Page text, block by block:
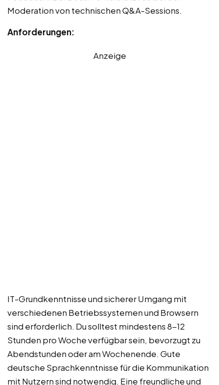
Moderation von technischen Q&A-Sessions.
Anforderungen:
Anzeige
IT-Grundkenntnisse und sicherer Umgang mit
verschiedenen Betriebssystemen und Browsern
sind erforderlich. Du solltest mindestens 8-12
Stunden pro Woche verfügbar sein, bevorzugt zu
Abendstunden oder am Wochenende. Gute
deutsche Sprachkenntnisse für die Kommunikation
mit Nutzern sind notwendig. Eine freundliche und